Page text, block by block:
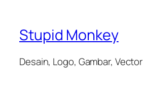
Stupid Monkey
Desain, Logo, Gambar, Vector